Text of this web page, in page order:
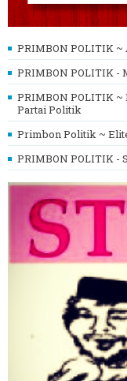
PRIMBON POLITIK
PRIMBON POLITIK
PRIMBON POLITIK ~
Partai Politik
Primbon Politik ~
PRIMBON POLITIK -